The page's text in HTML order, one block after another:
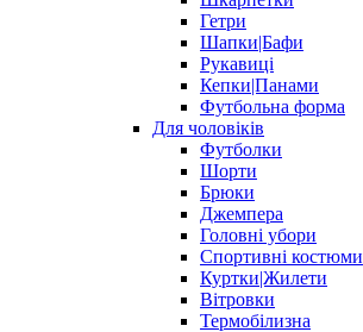
Гетри
Шапки|Бафи
Рукавиці
Кепки|Панами
Футбольна форма
Для чоловіків
Футболки
Шорти
Брюки
Джемпера
Головні убори
Спортивні костюми
Куртки|Жилети
Вітровки
Термобілизна